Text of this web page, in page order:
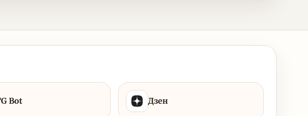
Bot Дзен